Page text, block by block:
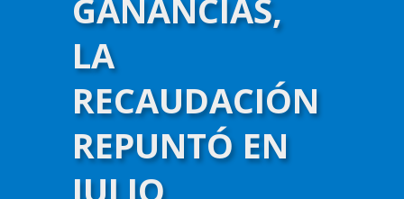
GANANCIAS,
LA
RECAUDACIÓN
REPUNTÓ EN